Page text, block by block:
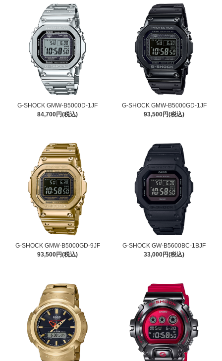
G-SHOCK GMW-B5000D-1JF
84,700円(税込)
G-SHOCK GMW-B5000GD-1JF
93,500円(税込)
G-SHOCK GMW-B5000GD-9JF
93,500円(税込)
G-SHOCK GW-B5600BC-1BJF
33,000円(税込)